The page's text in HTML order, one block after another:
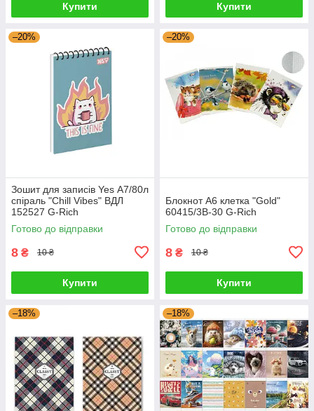
Купити Купити
–20%
Зошит для записів Yes А7/80л
спіраль "Chill Vibes" ВДЛ
152527 G-Rich
Готово до відправки
8 ₴ 10 ₴
Купити
–20%
Блокнот А6 клетка "Gold"
60415/3В-30 G-Rich
Готово до відправки
8 ₴ 10 ₴
Купити
–18% –18%